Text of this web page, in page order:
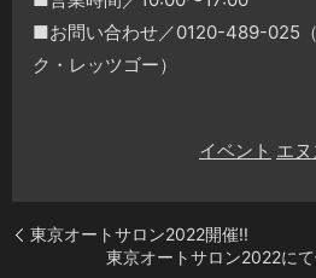
■お問い合わせ／0120-489-025
ク・レッツゴー）
イベント エ
東京オートサロン2022開催!!
東京オートサロン2022に